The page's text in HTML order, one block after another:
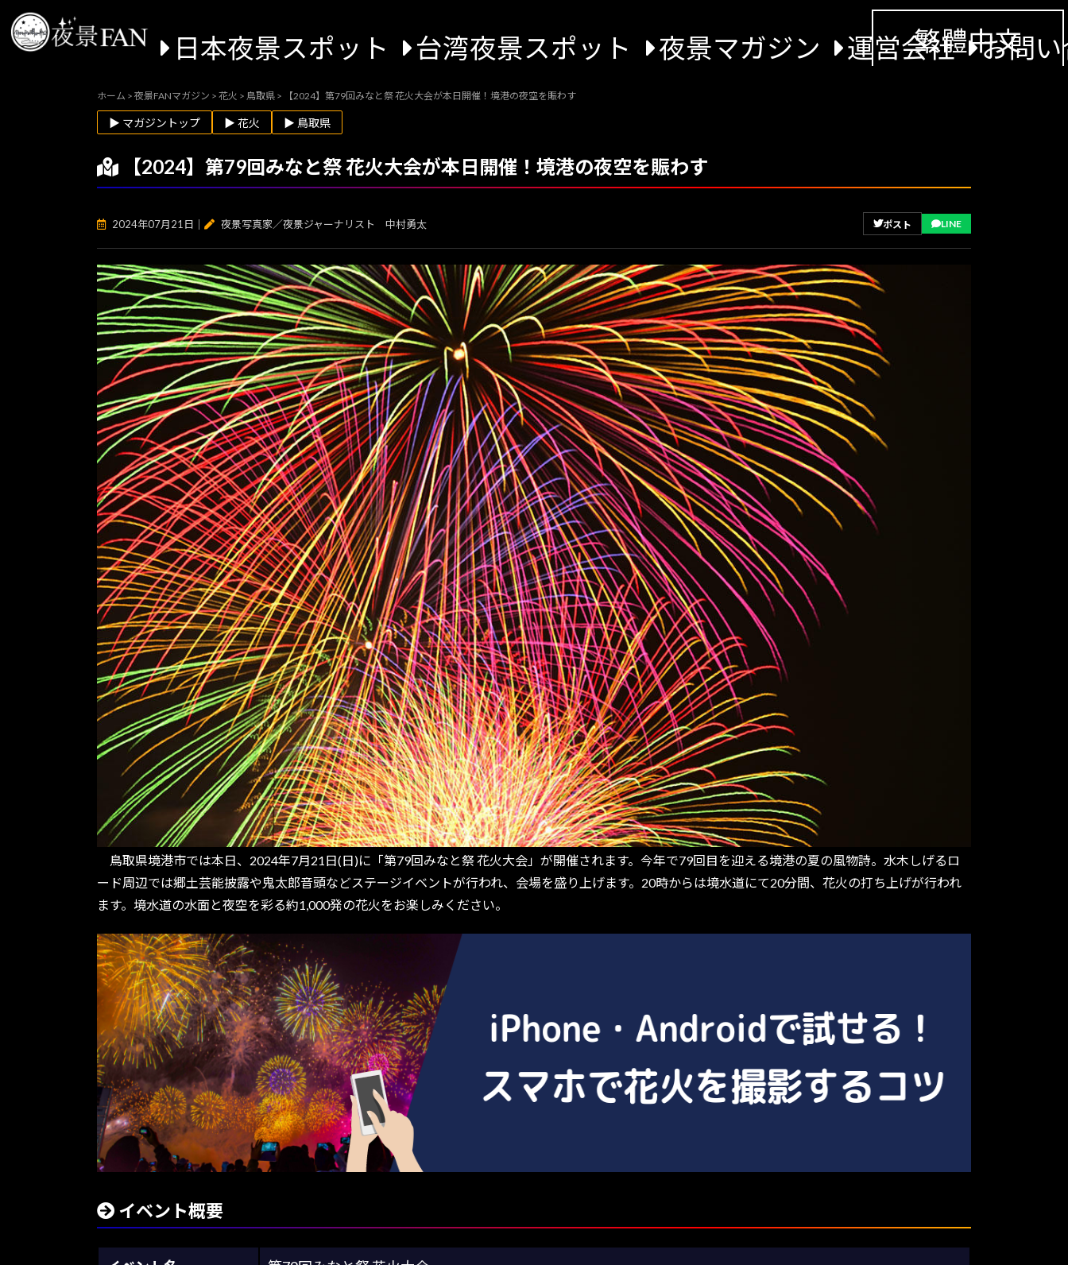
日本夜景スポット 台湾夜景スポット 夜景マガジン 運営会社 お問
繁體中文
ホーム > 夜景FANマガジン > 花火 > 鳥取県 > 【2024】第79回みなと祭 花火大会が本日開催！境港の夜空を賑わす
▶ マガジントップ ▶ 花火 ▶ 鳥取県
【2024】第79回みなと祭 花火大会が本日開催！境港の夜空を賑わす
2024年07月21日 夜景写真家／夜景ジャーナリスト 中村勇太 ポスト LINE
鳥取県境港市では本日、2024年7月21日(日)に「第79回みなと祭 花火大会」が開催されます。今年で79回目を迎える境港の夏の風物詩。水木しげるロ
ード周辺では郷土芸能披露や鬼太郎音頭などステージイベントが行われ、会場を盛り上げます。20時からは境水道にて20分間、花火の打ち上げが行われ
ます。境水道の水面と夜空を彩る約1,000発の花火をお楽しみください。
イベント概要